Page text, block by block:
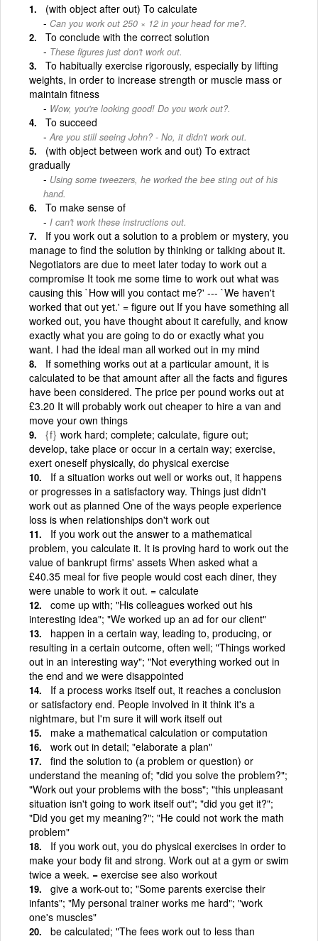
(with object after out) To calculate
Can you work out 250 × 12 in your head for me?.
To conclude with the correct solution
These figures just don't work out.
To habitually exercise rigorously, especially by lifting
weights, in order to increase strength or muscle mass or
maintain fitness
Wow, you're looking good! Do you work out?.
To succeed
Are you still seeing John? - No, it didn't work out.
(with object between work and out) To extract
gradually
Using some tweezers, he worked the bee sting out of his
hand.
To make sense of
I can't work these instructions out.
If you work out a solution to a problem or mystery, you
manage to find the solution by thinking or talking about it.
Negotiators are due to meet later today to work out a
compromise It took me some time to work out what was
causing this `How will you contact me?' --- `We haven't
worked that out yet.' = figure out If you have something all
worked out, you have thought about it carefully, and know
exactly what you are going to do or exactly what you
want. I had the ideal man all worked out in my mind
If something works out at a particular amount, it is
calculated to be that amount after all the facts and figures
have been considered. The price per pound works out at
£3.20 It will probably work out cheaper to hire a van and
move your own things
{f} work hard; complete; calculate, figure out;
develop, take place or occur in a certain way; exercise,
exert oneself physically, do physical exercise
If a situation works out well or works out, it happens
or progresses in a satisfactory way. Things just didn't
work out as planned One of the ways people experience
loss is when relationships don't work out
If you work out the answer to a mathematical
problem, you calculate it. It is proving hard to work out the
value of bankrupt firms' assets When asked what a
£40.35 meal for five people would cost each diner, they
were unable to work it out. = calculate
come up with; "His colleagues worked out his
interesting idea"; "We worked up an ad for our client"
happen in a certain way, leading to, producing, or
resulting in a certain outcome, often well; "Things worked
out in an interesting way"; "Not everything worked out in
the end and we were disappointed
If a process works itself out, it reaches a conclusion
or satisfactory end. People involved in it think it's a
nightmare, but I'm sure it will work itself out
make a mathematical calculation or computation
work out in detail; "elaborate a plan"
find the solution to (a problem or question) or
understand the meaning of; "did you solve the problem?";
"Work out your problems with the boss"; "this unpleasant
situation isn't going to work itself out"; "did you get it?";
"Did you get my meaning?"; "He could not work the math
problem"
If you work out, you do physical exercises in order to
make your body fit and strong. Work out at a gym or swim
twice a week. = exercise see also workout
give a work-out to; "Some parents exercise their
infants"; "My personal trainer works me hard"; "work
one's muscles"
be calculated; "The fees work out to less than